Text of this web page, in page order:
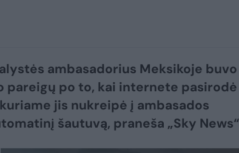
ambasadorius Meksikoje buvo
pareigų po to, kai internete pasirodė
jis nukreipė į ambasados
šautuvą, praneša „Sky